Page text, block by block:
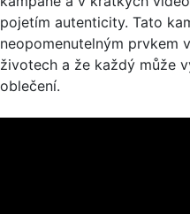
pojetím autenticity. Tato
neopomenutelným prvkem
životech a že každý může
oblečení. ​